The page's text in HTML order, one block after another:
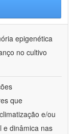
epigenética
no cultivo
que
e/ou
e dinâmica nas